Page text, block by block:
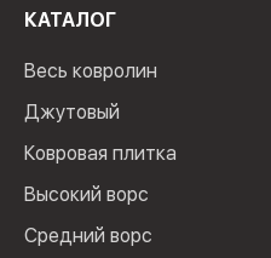
КАТАЛОГ
Весь ковролин
Джутовый
Ковровая плитка
Высокий ворс
Средний ворс